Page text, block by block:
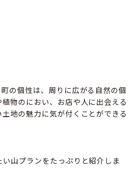
の個性は、周りに広がる自然の個
物のにおい、お店や人に出会える
地の魅力に気が付くことができる
山プランをたっぷりと紹介しま